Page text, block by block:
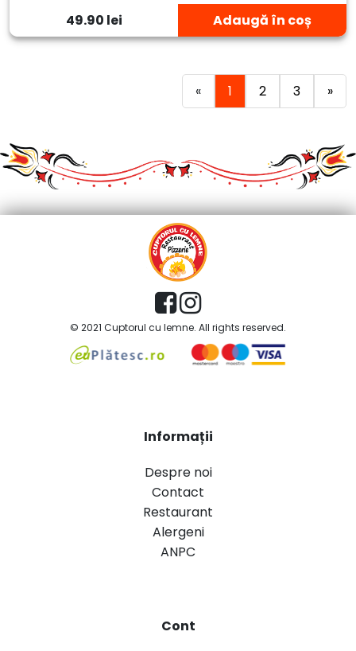
49.90 lei Adaugă în coș
« 1 2 3 »
© 2021 Cuptorul cu lemne. All rights reserved.
Informații
Despre noi
Contact
Restaurant
Alergeni
ANPC
Cont